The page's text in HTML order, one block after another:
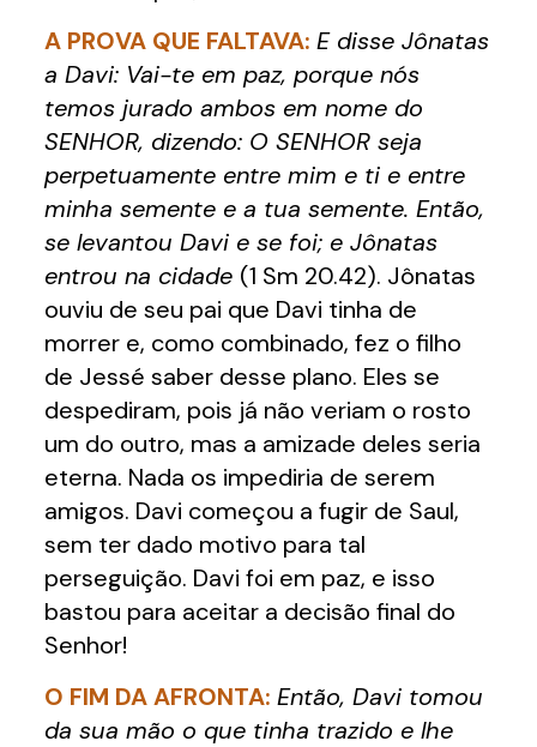
A PROVA QUE FALTAVA: E disse Jônatas
a Davi: Vai-te em paz, porque nós
temos jurado ambos em nome do
SENHOR, dizendo: O SENHOR seja
perpetuamente entre mim e ti e entre
minha semente e a tua semente. Então,
se levantou Davi e se foi; e Jônatas
entrou na cidade (1 Sm 20.42). Jônatas
ouviu de seu pai que Davi tinha de
morrer e, como combinado, fez o filho
de Jessé saber desse plano. Eles se
despediram, pois já não veriam o rosto
um do outro, mas a amizade deles seria
eterna. Nada os impediria de serem
amigos. Davi começou a fugir de Saul,
sem ter dado motivo para tal
perseguição. Davi foi em paz, e isso
bastou para aceitar a decisão final do
Senhor!
O FIM DA AFRONTA: Então, Davi tomou
da sua mão o que tinha trazido e lhe